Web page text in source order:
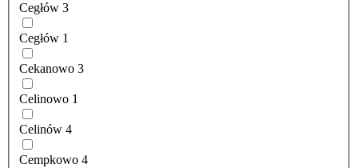
Cegłów 3
Cegłów 1
Cekanowo 3
Celinowo 1
Celinów 4
Cempkowo 4